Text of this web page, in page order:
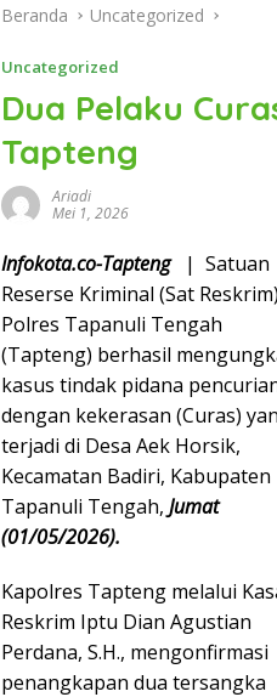
Beranda Uncategorized
Uncategorized
Dua Pelaku
Tapteng
Ariadi
Mei 1, 2026
Infokota.co-Tapteng| Satuan
Reserse Kriminal (Sat Reskrim)
Polres Tapanuli Tengah
(Tapteng) berhasil
kasus tindak pidana
dengan kekerasan (Curas)
terjadi di Desa Aek Horsik,
Kecamatan Badiri, Kabupaten
Tapanuli Tengah, Jumat
(01/05/2026).
Kapolres Tapteng melalui
Reskrim Iptu Dian Agustian
Perdana, S.H., mengonfirmasi
penangkapan dua tersangka